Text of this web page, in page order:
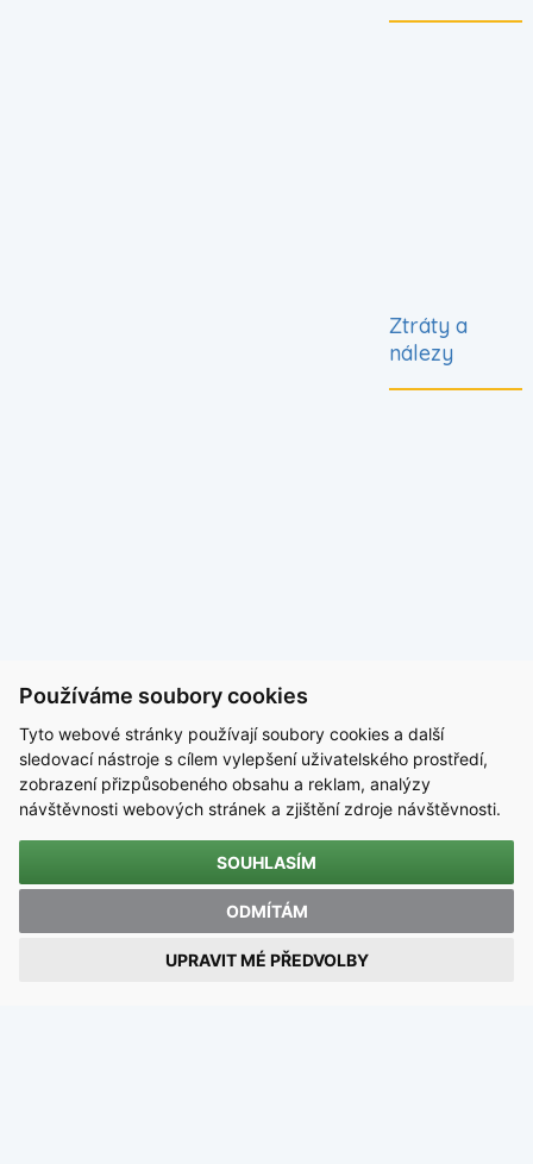
Používáme soubory cookies
Tyto webové stránky používají soubory cookies a další
sledovací nástroje s cílem vylepšení uživatelského prostředí,
zobrazení přizpůsobeného obsahu a reklam, analýzy
návštěvnosti webových stránek a zjištění zdroje návštěvnosti.
SOUHLASÍM
ODMÍTÁM
UPRAVIT MÉ PŘEDVOLBY
Ztráty a
nálezy
KONTAKT
Dělnická 21, Velebudice, 434 01 Most